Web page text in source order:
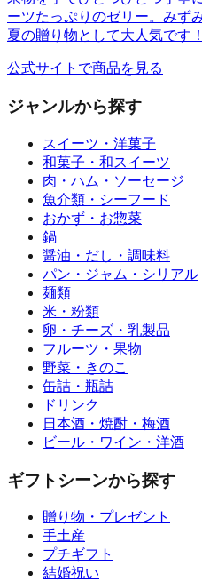
ーツたっぷりのゼリー。みず
夏の贈り物として大人気です！
公式サイトで商品を見る
ジャンルから探す
スイーツ・洋菓子
和菓子・和スイーツ
肉・ハム・ソーセージ
魚介類・シーフード
おかず・お惣菜
鍋
醤油・だし・調味料
パン・ジャム・シリアル
麺類
米・粉類
卵・チーズ・乳製品
フルーツ・果物
野菜・きのこ
缶詰・瓶詰
ドリンク
日本酒・焼酎・梅酒
ビール・ワイン・洋酒
ギフトシーンから探す
贈り物・プレゼント
手土産
プチギフト
結婚祝い